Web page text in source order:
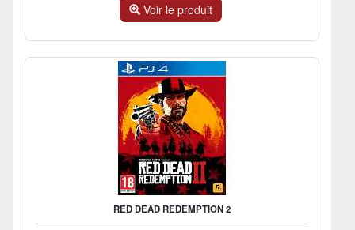
Voir le produit
RED DEAD REDEMPTION 2